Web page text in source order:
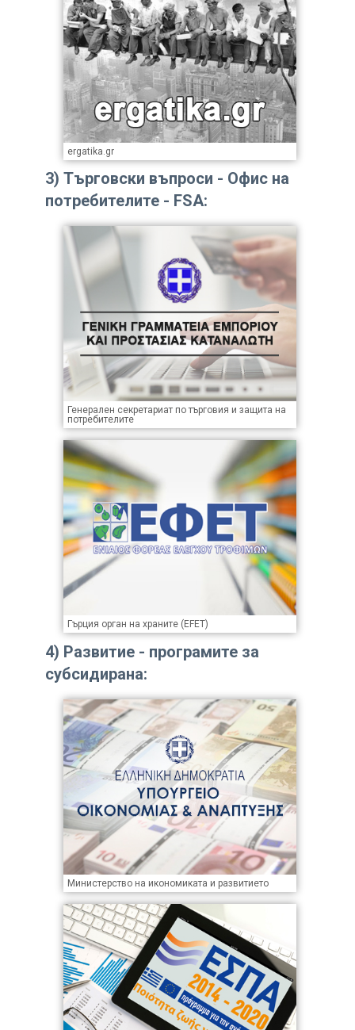
ergatika.gr
3) Търговски въпроси - Офис на
потребителите - FSA:
Генерален секретариат по търговия и защита на
потребителите
Гърция орган на храните (EFET)
4) Развитие - програмите за
субсидирана:
Министерство на икономиката и развитието